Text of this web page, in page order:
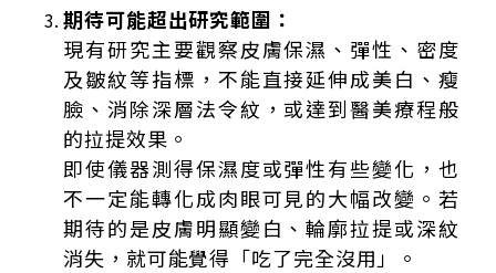
期待可能超出研究範圍：
現有研究主要觀察皮膚保濕、彈性、密度
及皺紋等指標，不能直接延伸成美白、瘦
臉、消除深層法令紋，或達到醫美療程般
的拉提效果。
即使儀器測得保濕度或彈性有些變化，也
不一定能轉化成肉眼可見的大幅改變。若
期待的是皮膚明顯變白、輪廓拉提或深紋
消失，就可能覺得「吃了完全沒用」。